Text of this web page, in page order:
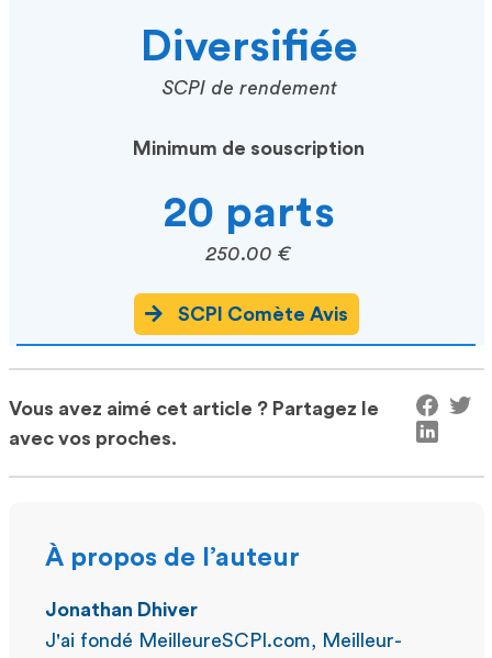
Diversifiée
SCPI de rendement
Minimum de souscription
20 parts
250.00 €
SCPI Comète Avis
Vous avez aimé cet article ? Partagez le
avec vos proches.
À propos de l’auteur
Jonathan Dhiver
J'ai fondé MeilleureSCPI.com, Meilleur-